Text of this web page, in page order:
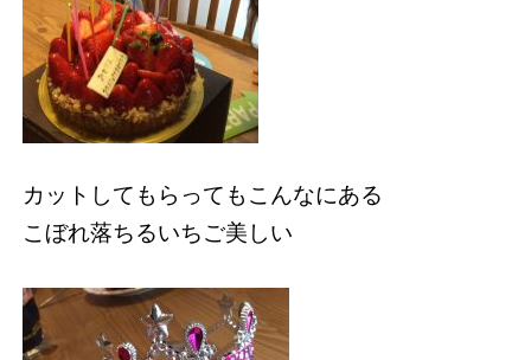
カットしてもらってもこんなにある
こぼれ落ちるいちご美しい